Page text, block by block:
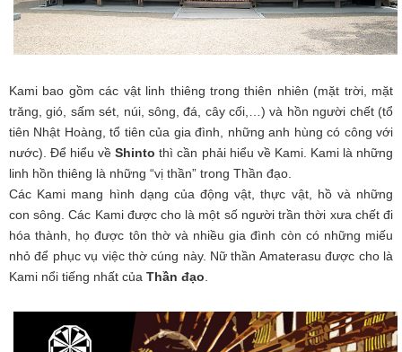
Kami bao gồm các vật linh thiêng trong thiên nhiên (mặt trời, mặt
trăng, gió, sấm sét, núi, sông, đá, cây cối,…) và hồn người chết (tổ
tiên Nhật Hoàng, tổ tiên của gia đình, những anh hùng có công với
nước). Để hiểu vềShinto thì cần phải hiểu về Kami. Kami là những
linh hồn thiêng là những “vị thần” trong Thần đạo.
Các Kami mang hình dạng của động vật, thực vật, hồ và những
con sông. Các Kami được cho là một số người trần thời xưa chết đi
hóa thành, họ được tôn thờ và nhiều gia đình còn có những miếu
nhỏ để phục vụ việc thờ cúng này. Nữ thần Amaterasu được cho là
Kami nổi tiếng nhất của Thần đạo